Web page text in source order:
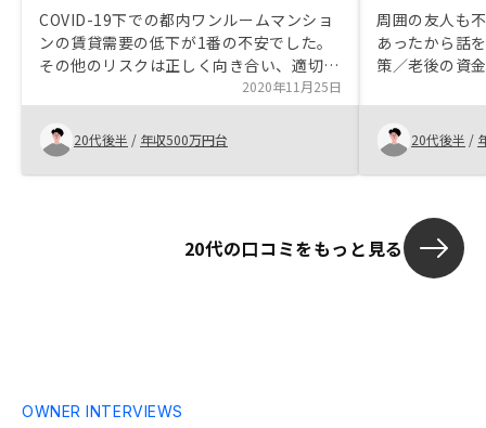
COVID-19下での都内ワンルームマンショ
ンの賃貸需要の低下が1番の不安でした。
その他のリスクは正しく向き合い、適切な
対処をとれば恐れることはないと考えまし
た。 COVID-19のリスクについて、担当者
とよく会話し、実需の低下のリスクについ
て、自分なりの結論を出すことができたの
で、購入に至りました。ご紹介いただく物
す。ただ、割高でも他社と比べて貴社から
す。長期修繕計画書から試算できる上昇幅
2020年11月25日
20代後半 / 年収500万円台
周囲の友人も
あったから話
策／老後の資
思ったので、
運用してみた
新たな視点を
20代後半 /
20代の口コミをもっと見る
OWNER INTERVIEWS